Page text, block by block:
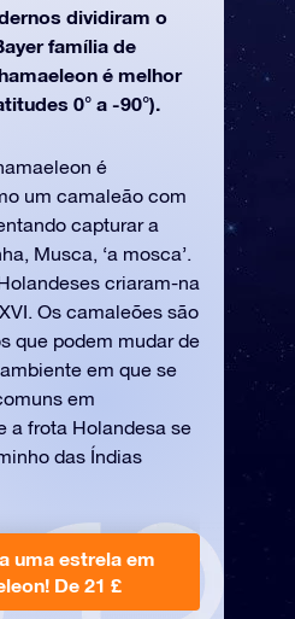
dividiram o
família de
é melhor
0° a -90°).
é
um camaleão com
capturar a
Musca, ‘a mosca’.
criaram-na
Os camaleões são
que podem mudar de
em que se
em
a frota Holandesa se
das Índias
uma estrela em
De 21 £